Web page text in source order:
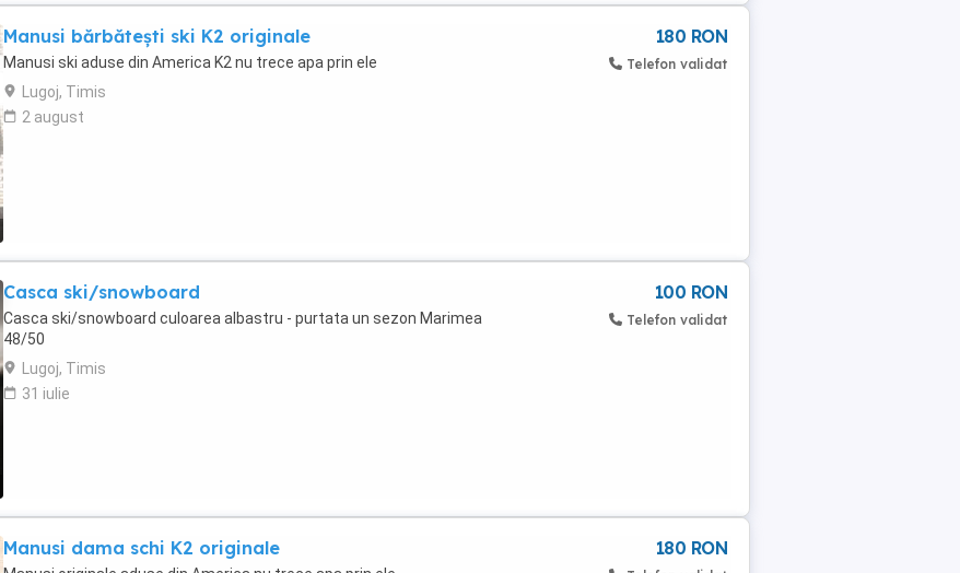
Manusi bărbătești ski K2 originale
Manusi ski aduse din America K2 nu trece apa prin ele
Lugoj, Timis
2 august
180 RON
Telefon validat
Casca ski/snowboard
Casca ski/snowboard culoarea albastru - purtata un sezon Marimea
48/50
Lugoj, Timis
31 iulie
100 RON
Telefon validat
Manusi dama schi K2 originale 180 RON